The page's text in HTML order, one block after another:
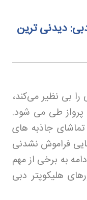
دیدنی‌ ترین
را بی‌ نظیر می‌کند،
طی می‌ شود.
جاذبه‌ های
فراموش‌ نشدنی
به برخی از مهم‌
هلیکوپتر دبی